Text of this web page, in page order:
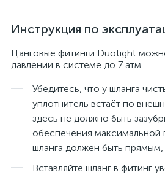
Инструкция по
Цанговые фитинги Duotight
давлении в системе до 7 атм.
Убедитесь, что у шланга
уплотнитель встаёт по
здесь не должно быть
обеспечения максимальной
шланга должен быть прямым,
Вставляйте шланг в фитинг